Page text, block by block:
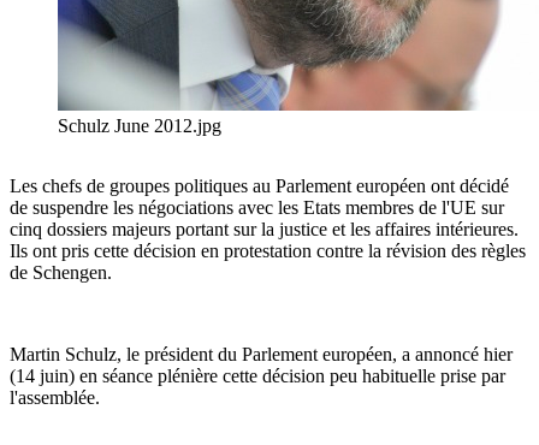
Schulz June 2012.jpg
Les chefs de groupes politiques au Parlement européen ont décidé
de suspendre les négociations avec les Etats membres de l'UE sur
cinq dossiers majeurs portant sur la justice et les affaires intérieures.
Ils ont pris cette décision en protestation contre la révision des règles
de Schengen.
Martin Schulz, le président du Parlement européen, a annoncé hier
(14 juin) en séance plénière cette décision peu habituelle prise par
l'assemblée.